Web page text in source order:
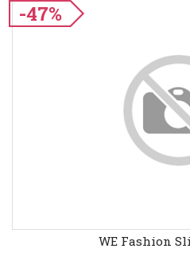
-47%
WE Fashion